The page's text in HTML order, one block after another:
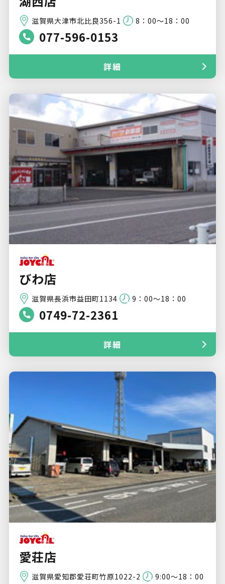
滋賀県大津市北比良356-1 8：00～18：00
077-596-0153
詳細
びわ店
滋賀県長浜市益田町1134 9：00～18：00
0749-72-2361
詳細
愛荘店
滋賀県愛知郡愛荘町竹原1022-2 9:00～18：00